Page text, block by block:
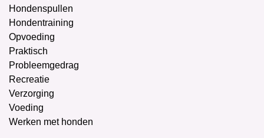
Hondenspullen
Hondentraining
Opvoeding
Praktisch
Probleemgedrag
Recreatie
Verzorging
Voeding
Werken met honden